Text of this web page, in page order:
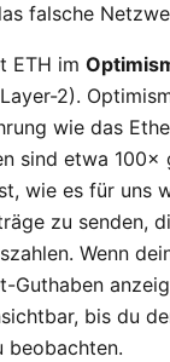
falsche
ETH im
2).
wie das
sind etwa
wie es für uns
zu senden,
Wenn
Guthaben
bis du
beobachten.